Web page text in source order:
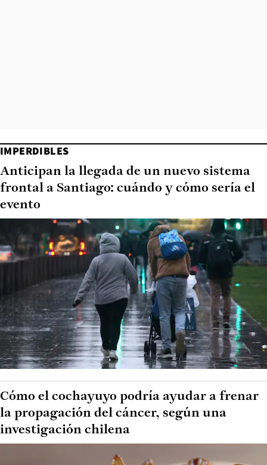
IMPERDIBLES
Anticipan la llegada de un nuevo sistema
frontal a Santiago: cuándo y cómo sería el
evento
Cómo el cochayuyo podría ayudar a frenar
la propagación del cáncer, según una
investigación chilena